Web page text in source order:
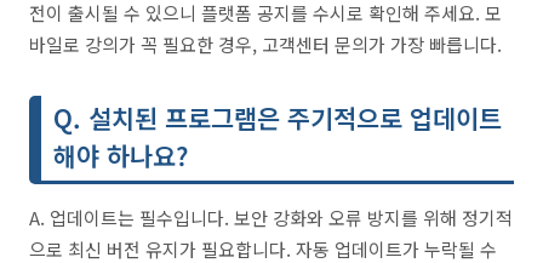
전이 출시될 수 있으니 플랫폼 공지를 수시로 확인해 주세요. 모
바일로 강의가 꼭 필요한 경우, 고객센터 문의가 가장 빠릅니다.
Q. 설치된 프로그램은 주기적으로 업데이트
해야 하나요?
A. 업데이트는 필수입니다. 보안 강화와 오류 방지를 위해 정기적
으로 최신 버전 유지가 필요합니다. 자동 업데이트가 누락될 수